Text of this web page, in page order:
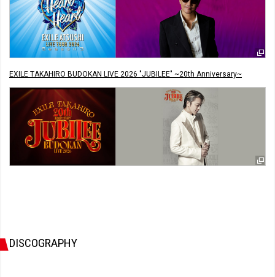
EXILE TAKAHIRO BUDOKAN LIVE 2026 "JUBILEE" ~20th Anniversary~
DISCOGRAPHY